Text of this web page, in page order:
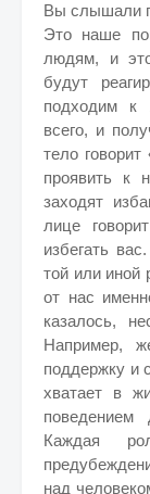
Вы слышали
Это наше
людям, и
будут
подходим к
всего, и
тело
проявить к
заходят
лице
избегать
той или иной
от нас
казалось,
Например,
поддержку и
хватает в
поведением
Каждая
над